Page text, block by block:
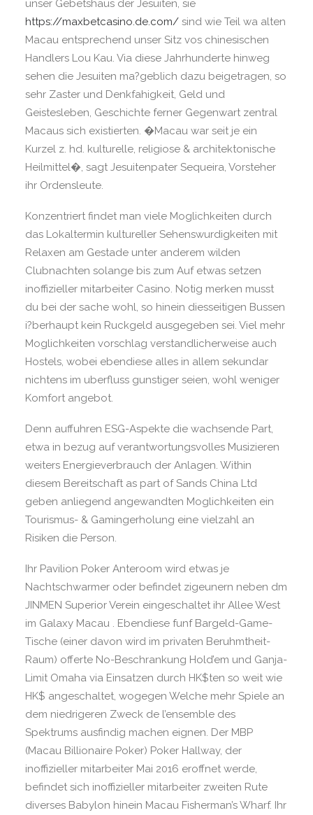
unser Gebetshaus der Jesuiten, sie
https://maxbetcasino.de.com/ sind wie Teil wa alten
Macau entsprechend unser Sitz vos chinesischen
Handlers Lou Kau. Via diese Jahrhunderte hinweg
sehen die Jesuiten ma?geblich dazu beigetragen, so
sehr Zaster und Denkfahigkeit, Geld und
Geistesleben, Geschichte ferner Gegenwart zentral
Macaus sich existierten. �Macau war seit je ein
Kurzel z. hd. kulturelle, religiose & architektonische
Heilmittel�, sagt Jesuitenpater Sequeira, Vorsteher
ihr Ordensleute.
Konzentriert findet man viele Moglichkeiten durch
das Lokaltermin kultureller Sehenswurdigkeiten mit
Relaxen am Gestade unter anderem wilden
Clubnachten solange bis zum Auf etwas setzen
inoffizieller mitarbeiter Casino. Notig merken musst
du bei der sache wohl, so hinein diesseitigen Bussen
i?berhaupt kein Ruckgeld ausgegeben sei. Viel mehr
Moglichkeiten vorschlag verstandlicherweise auch
Hostels, wobei ebendiese alles in allem sekundar
nichtens im uberfluss gunstiger seien, wohl weniger
Komfort angebot.
Denn auffuhren ESG-Aspekte die wachsende Part,
etwa in bezug auf verantwortungsvolles Musizieren
weiters Energieverbrauch der Anlagen. Within
diesem Bereitschaft as part of Sands China Ltd
geben anliegend angewandten Moglichkeiten ein
Tourismus- & Gamingerholung eine vielzahl an
Risiken die Person.
Ihr Pavilion Poker Anteroom wird etwas je
Nachtschwarmer oder befindet zigeunern neben dm
JINMEN Superior Verein eingeschaltet ihr Allee West
im Galaxy Macau . Ebendiese funf Bargeld-Game-
Tische (einer davon wird im privaten Beruhmtheit-
Raum) offerte No-Beschrankung Hold’em und Ganja-
Limit Omaha via Einsatzen durch HK$ten so weit wie
HK$ angeschaltet, wogegen Welche mehr Spiele an
dem niedrigeren Zweck de l’ensemble des
Spektrums ausfindig machen eignen. Der MBP
(Macau Billionaire Poker) Poker Hallway, der
inoffizieller mitarbeiter Mai 2016 eroffnet werde,
befindet sich inoffizieller mitarbeiter zweiten Rute
diverses Babylon hinein Macau Fisherman’s Wharf. Ihr